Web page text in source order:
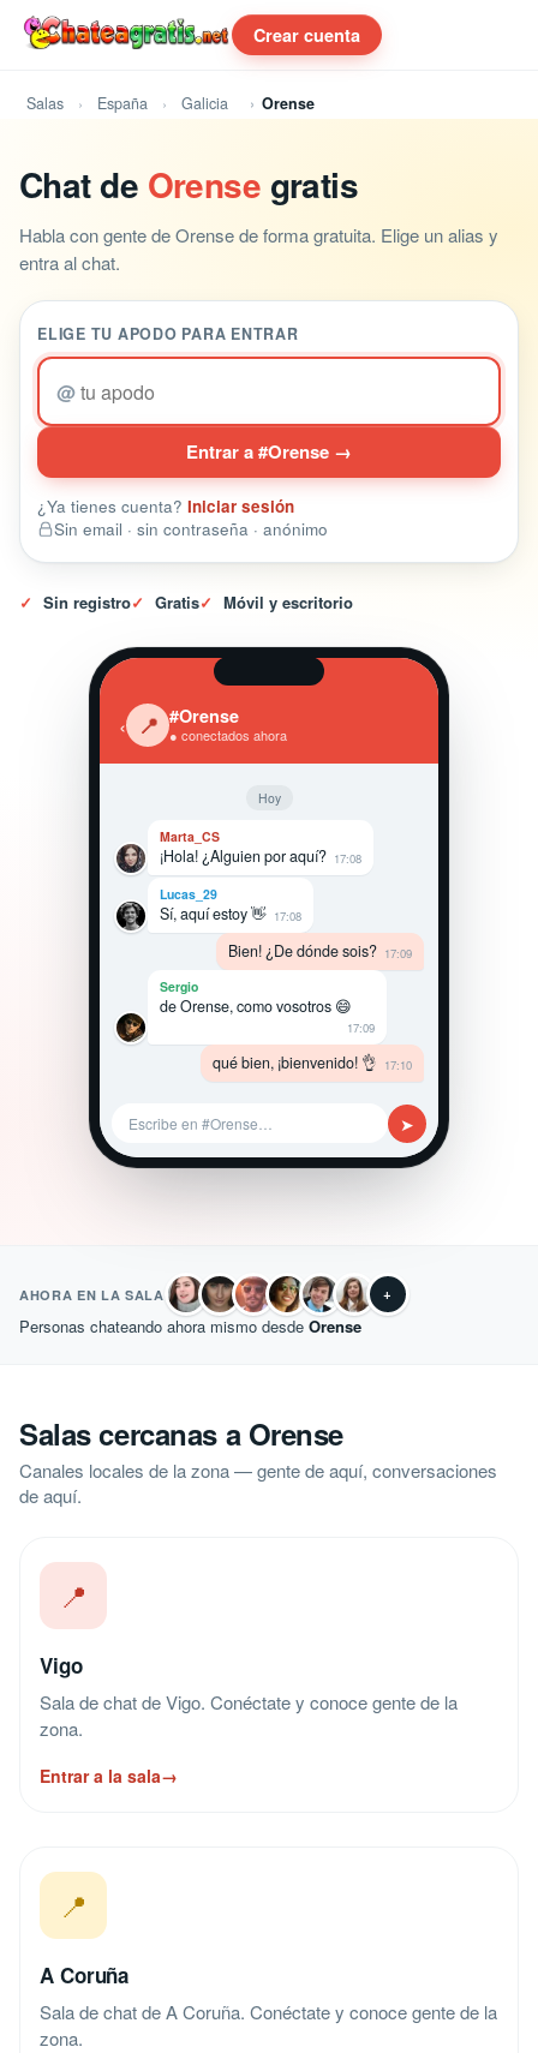
Crear cuenta
Salas España Galicia Orense
Chat de Orense gratis
Habla con gente de Orense de forma gratuita. Elige un alias y
entra al chat.
ELIGE TU APODO PARA ENTRAR
@
Entrar a #Orense →
¿Ya tienes cuenta? Iniciar sesión
Sin email · sin contraseña · anónimo
✓ Sin registro✓ Gratis✓ Móvil y escritorio
‹ 📍 #Orense
● conectados ahora
Hoy
Marta_CS
¡Hola! ¿Alguien por aquí? 17:08
Lucas_29
Sí, aquí estoy 👋 17:08
Bien! ¿De dónde sois? 17:09
Sergio
de Orense, como vosotros 😄
17:09
qué bien, ¡bienvenido! 👌 17:10
Escribe en #Orense… ➤
AHORA EN LA SALA +
Personas chateando ahora mismo desde Orense
Salas cercanas a Orense
Canales locales de la zona — gente de aquí, conversaciones
de aquí.
📍
Vigo
Sala de chat de Vigo. Conéctate y conoce gente de la
zona.
Entrar a la sala→
📍
A Coruña
Sala de chat de A Coruña. Conéctate y conoce gente de la
zona.